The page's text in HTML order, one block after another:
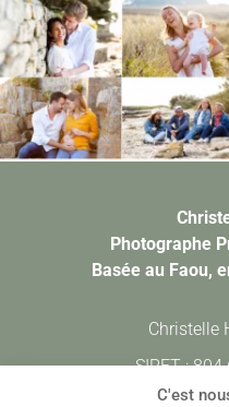
C'est
Photographe
Basée au Faou,
Christelle
SIRET :
CODE